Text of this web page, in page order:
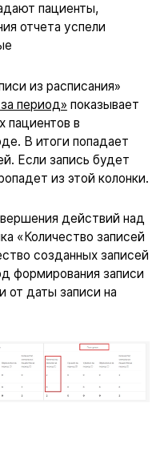
пациенты,
отчета успели
из расписания»
период» показывает
пациентов в
В итоги попадает
Если запись будет
из этой колонки.
действий над
«Количество записей
созданных записей
формирования записи
от даты записи на